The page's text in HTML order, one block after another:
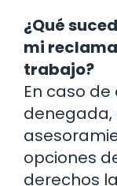
¿Qué
mi
trabajo?
En caso
denegada,
opciones
derechos